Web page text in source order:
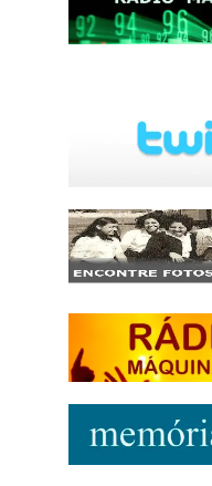
http://josewille.com.br